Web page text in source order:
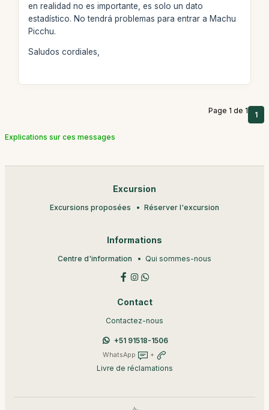
en realidad no es importante, es solo un dato
estadístico. No tendrá problemas para entrar a Machu
Picchu.
Saludos cordiales,
Page 1 de 1 1
Explications sur ces messages
Excursion
Excursions proposées Réserver l'excursion
Informations
Centre d'information Qui sommes-nous
Contact
Contactez-nous
+51 91518-1506
WhatsApp +
Livre de réclamations